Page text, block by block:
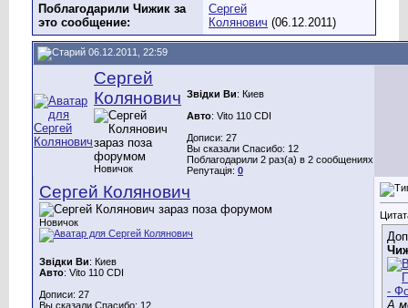
Поблагодарили Чижик за
это сообщение:
Сергей
Колянович (06.12.2011)
06.12.2011, 22:59
Сергей
Колянович
Новичок
Звідки Ви: Киев
Авто: Vito 110 CDI
Дописи: 27
Вы сказали Спасибо: 12
Поблагодарили 2 раз(а) в 2 сообщениях
Репутація: 0
Сергей Колянович
Новичок
Звідки Ви: Киев
Авто: Vito 110 CDI
Дописи: 27
Вы сказали Спасибо: 12
А